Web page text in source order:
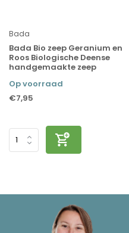
Bada
Bada Bio zeep Geranium en
Roos Biologische Deense
handgemaakte zeep
Op voorraad
€7,95